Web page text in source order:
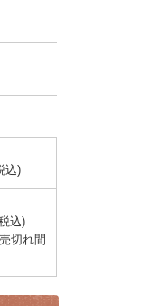
込)
込)
切れ間